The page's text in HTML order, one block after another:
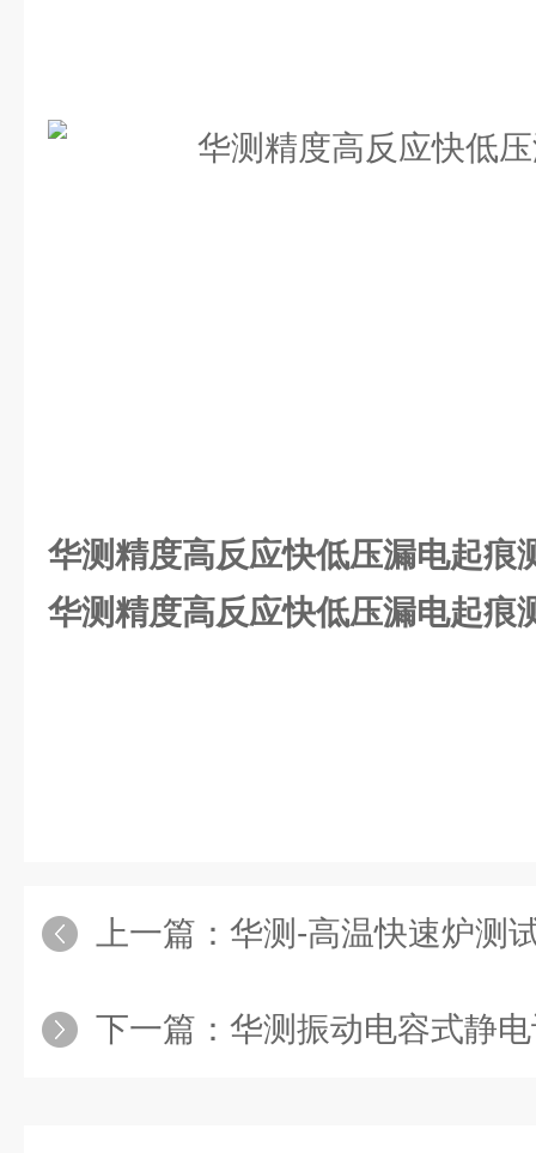
华测精度高反应快低压漏电起痕
华测精度高反应快低压漏电起痕
上一篇： 华测-高温快速炉测
下一篇： 华测振动电容式静